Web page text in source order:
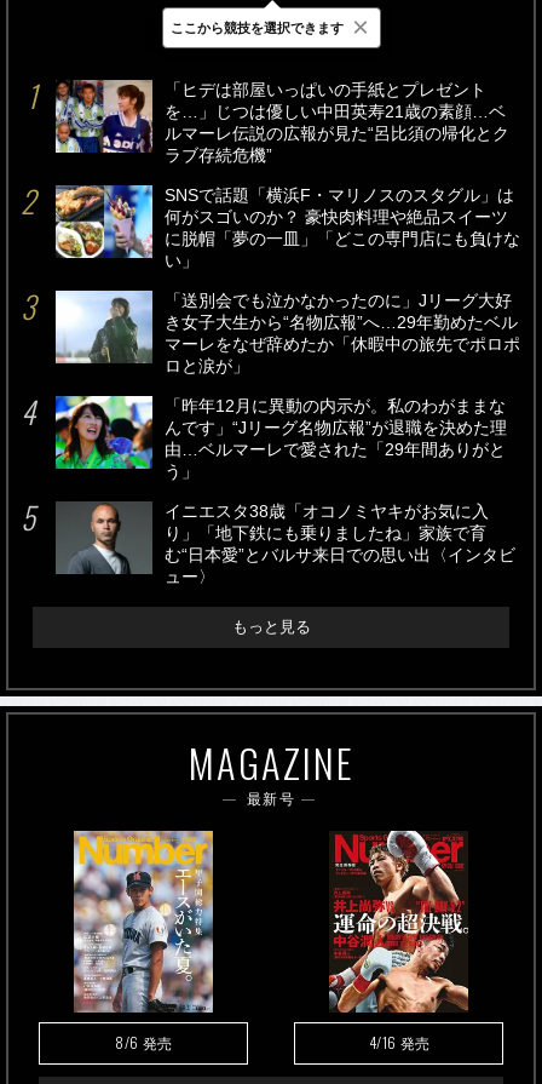
最新 24時間 週間
「ヒデは部屋いっぱいの手紙とプレゼント
を…」じつは優しい中田英寿21歳の素顔…ベ
ルマーレ伝説の広報が見た“呂比須の帰化とク
ラブ存続危機”
SNSで話題「横浜F・マリノスのスタグル」は
何がスゴいのか？ 豪快肉料理や絶品スイーツ
に脱帽「夢の一皿」「どこの専門店にも負けな
い」
「送別会でも泣かなかったのに」Jリーグ大好
き女子大生から“名物広報”へ…29年勤めたベル
マーレをなぜ辞めたか「休暇中の旅先でポロポ
ロと涙が」
「昨年12月に異動の内示が。私のわがままな
んです」“Jリーグ名物広報”が退職を決めた理
由…ベルマーレで愛された「29年間ありがと
う」
イニエスタ38歳「オコノミヤキがお気に入
り」「地下鉄にも乗りましたね」家族で育
む“日本愛”とバルサ来日での思い出〈インタビ
ュー〉
もっと見る
MAGAZINE
最新号
8/6 発売 4/16 発売
ここから競技を選択できます ×